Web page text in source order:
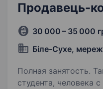
Продавець-
30 000 – 35 000
Біле-Сухе,
Полная занятость.
студента, человека